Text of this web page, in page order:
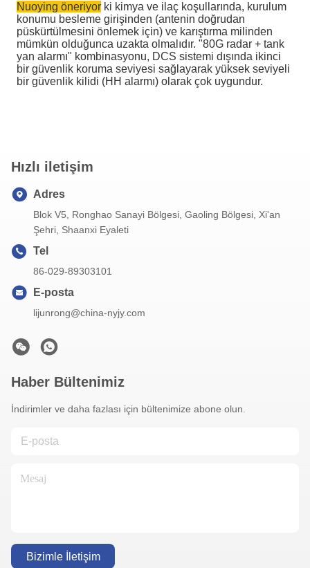
Nuoying öneriyor ki kimya ve ilaç koşullarında, kurulum
konumu besleme girişinden (antenin doğrudan
püskürtülmesini önlemek için) ve karıştırma milinden
mümkün olduğunca uzakta olmalıdır. "80G radar + tank
yan alarmı" kombinasyonu, DCS sistemi dışında ikinci
bir güvenlik koruma seviyesi sağlayarak yüksek seviyeli
bir güvenlik kilidi (HH alarmı) olarak çok uygundur.
Hızlı iletişim
Adres
Blok V5, Ronghao Sanayi Bölgesi, Gaoling Bölgesi, Xi'an
Şehri, Shaanxi Eyaleti
Tel
86-029-89303101
E-posta
lijunrong@china-nyjy.com
Haber Bültenimiz
İndirimler ve daha fazlası için bültenimize abone olun.
Bizimle İletişim